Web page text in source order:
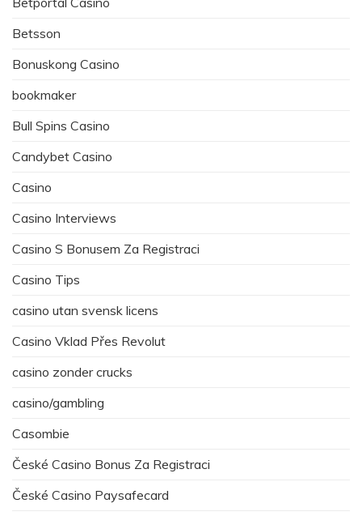
Betsson
Bonuskong Casino
bookmaker
Bull Spins Casino
Candybet Casino
Casino
Casino Interviews
Casino S Bonusem Za Registraci
Casino Tips
casino utan svensk licens
Casino Vklad Přes Revolut
casino zonder crucks
casino/gambling
Casombie
České Casino Bonus Za Registraci
České Casino Paysafecard